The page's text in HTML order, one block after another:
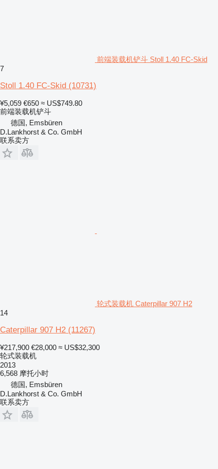
前端装载机铲斗 Stoll 1.40 FC-Skid
7
Stoll 1.40 FC-Skid (10731)
¥5,059 €650 ≈ US$749.80
前端装载机铲斗
德国, Emsbüren
D.Lankhorst & Co. GmbH
联系卖方
轮式装载机 Caterpillar 907 H2
14
Caterpillar 907 H2 (11267)
¥217,900 €28,000 ≈ US$32,300
轮式装载机
2013
6,568 摩托小时
德国, Emsbüren
D.Lankhorst & Co. GmbH
联系卖方